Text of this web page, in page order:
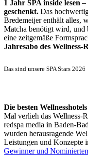
1 Jahr SPA inside lesen
geschenkt. Das
Bredemeijer enthält alles,
Matcha benötigt wird, und
eine zeitgemäße
Jahresabo des Wellness-
Das sind unsere SPA Stars 2026
Die besten
Mal verlieh das Wellness-
redspa media in Baden-
wurden herausragende
Leistungen und Konzepte
Gewinner und Nominierten